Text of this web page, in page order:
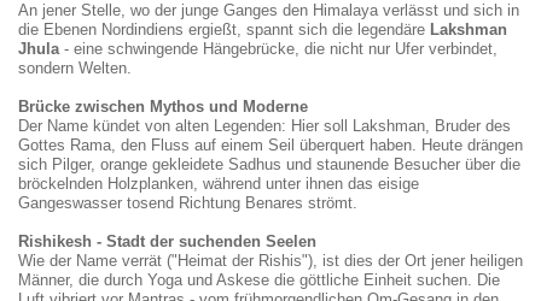
An jener Stelle, wo der junge Ganges den Himalaya verlässt und sich in
die Ebenen Nordindiens ergießt, spannt sich die legendäre Lakshman
Jhula- eine schwingende Hängebrücke, die nicht nur Ufer verbindet,
sondern Welten.
Brücke zwischen Mythos und Moderne
Der Name kündet von alten Legenden: Hier soll Lakshman, Bruder des
Gottes Rama, den Fluss auf einem Seil überquert haben. Heute drängen
sich Pilger, orange gekleidete Sadhus und staunende Besucher über die
bröckelnden Holzplanken, während unter ihnen das eisige
Gangeswasser tosend Richtung Benares strömt.
Rishikesh - Stadt der suchenden Seelen
Wie der Name verrät ("Heimat der Rishis"), ist dies der Ort jener heiligen
Männer, die durch Yoga und Askese die göttliche Einheit suchen. Die